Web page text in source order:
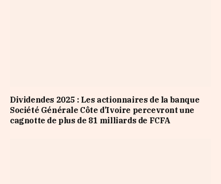
Dividendes 2025 : Les actionnaires de la banque
Société Générale Côte d’Ivoire percevront une
cagnotte de plus de 81 milliards de FCFA